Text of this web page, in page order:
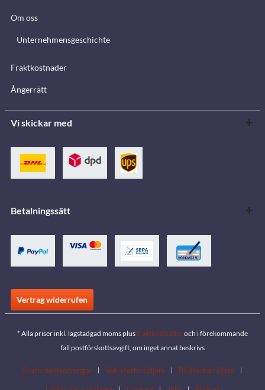
Om oss
Unternehmensgeschichte
Fraktkostnader
Ångerrätt
Vi skickar med
Betalningssätt
Vertrag widerrufen
* Alla priser inkl. lagstadgad moms plusfraktkostnaderoch i förekommande
fall postförskottsavgift, om inget annat beskrivs
Gratis nedladdningar Sök återförsäljare
Bli återförsäljare